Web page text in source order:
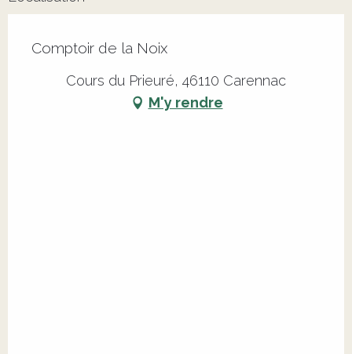
Comptoir de la Noix
Cours du Prieuré, 46110 Carennac
M'y rendre